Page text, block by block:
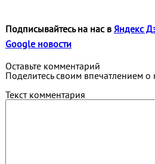
Подписывайтесь на нас в Яндекс
Google новости
Оставьте комментарий
Поделитесь своим впечатлением о
Текст комментария